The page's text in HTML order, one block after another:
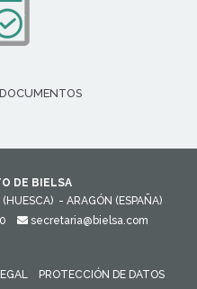
DE BIELSA
(HUESCA) - ARAGÓN (ESPAÑA)
secretaria@bielsa.com
PROTECCIÓN DE DATOS